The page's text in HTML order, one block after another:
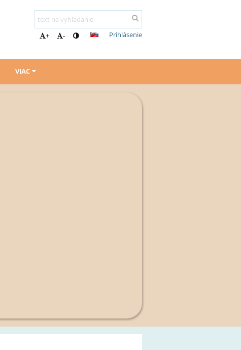
+ - Prihlásenie
VIAC